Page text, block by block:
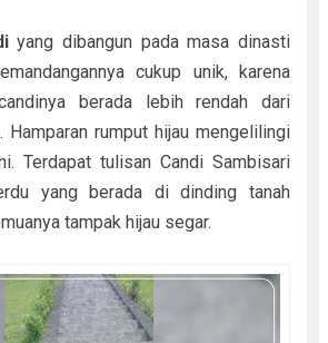
yang dibangun pada masa dinasti
cukup unik, karena
berada lebih rendah dari
Hamparan rumput hijau mengelilingi
Terdapat tulisan Candi Sambisari
yang berada di dinding tanah
tampak hijau segar.